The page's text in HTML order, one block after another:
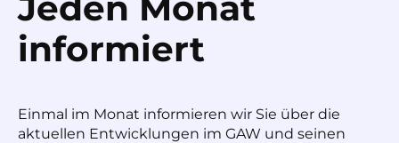
informiert
Einmal im Monat informieren wir Sie über die
aktuellen Entwicklungen im GAW und seinen